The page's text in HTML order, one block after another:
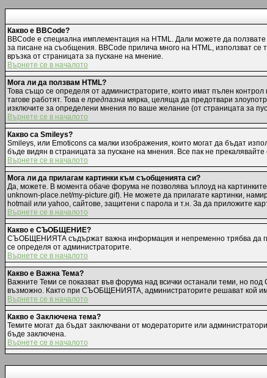
Какво е BBCode?
BBCode е специална имплементация на HTML. Дали можете да
за писане на съобщения. BBCode прилича много на HTML, използват се
връзка от страницата за пускане на мнение.
Върнете се в началото
Мога ли да ползвам HTML?
Това също се определя от администраторите, които имат пълен
тагове работят. Това е предпазна мярка, целяща да предотвари
изключите за определени мнения по ваше желание (от страницата за
Върнете се в началото
Какво са Smileys?
Smileys, или Emoticons са малки изображения, които могат да бъдат
бъде видян в страницата за пускане на мнения. Все пак не
Върнете се в началото
Мога ли да прилагам картинки към съобщенията си?
Да, можете. В момента обаче форума не позволява ъплоуд на
unknown-place.net/my-picture.gif). Не можете да прилагате картинки,
hotmail или yahoo, сайтове, защитени с парола и т.н. За да приложите
Върнете се в началото
Какво е СЪОБЩЕНИЕ?
СЪОБЩЕНИЯТА съдържат важна информация и непременно трябва да
се определя от администраторите.
Върнете се в началото
Какво е Важна Тема?
Важните Теми се показват във форума над всички останали теми, но
възможно. Както при СЪОБЩЕНИЯТА, администраторите решават кой
Върнете се в началото
Какво е Заключена тема?
Темите могат да бъдат заключвани от модераторите или
бъде заключена.
Върнете се в началото